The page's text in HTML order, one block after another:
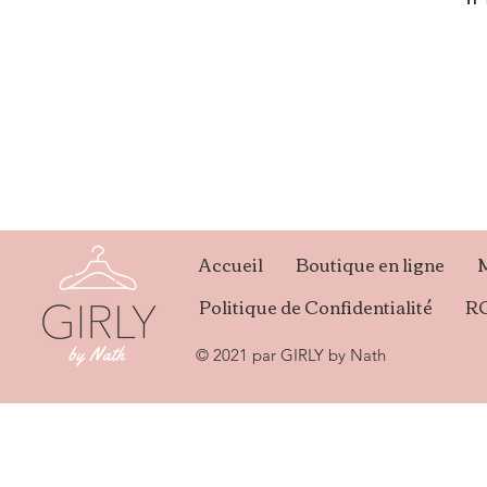
Accueil Boutique en ligne
Politique de Confidentialité
© 2021 par GIRLY by Nath